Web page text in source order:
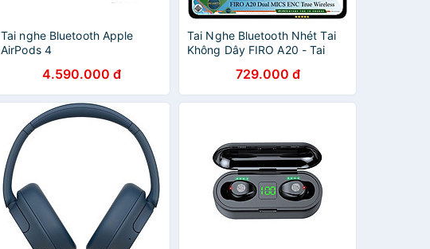
Tai nghe Bluetooth Apple
AirPods 4
4.590.000 đ
Tai Nghe Bluetooth Nhét Tai
Không Dây FIRO A20 - Tai
Tiếng Ồn Thông Minh - Tai
Nghe FIRO A20 Bluetooth 5.3
- Công Nghệ Kháng Nước
Cả Dòng Máy - Hàng Chính
Hãng
729.000 đ